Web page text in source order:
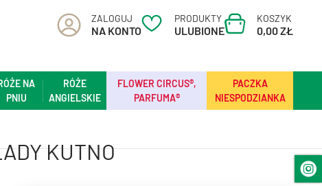
ZALOGUJ
NA KONTO
PRODUKTY
ULUBIONE
KOSZYK
0,00 ZŁ
NA
PNIU
RÓŻE
ANGIELSKIE
FLOWER CIRCUS®,
PARFUMA®
PACZKA
NIESPODZIANKA
KUTNO